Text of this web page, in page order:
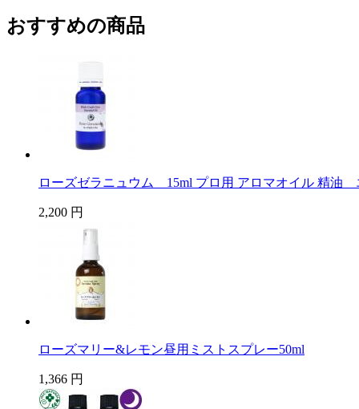
おすすめの商品
ローズゼラニュウム 15ml プロ用 アロマオイル 精油
2,200 円
ローズマリー&レモン昼用ミストスプレー50ml
1,366 円